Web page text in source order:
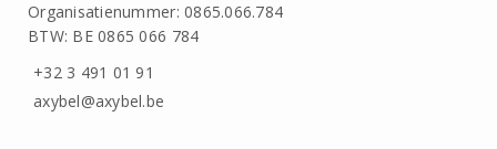
Organisatienummer: 0865.066.784
BTW: BE 0865 066 784
+32 3 491 01 91
axybel@axybel.be